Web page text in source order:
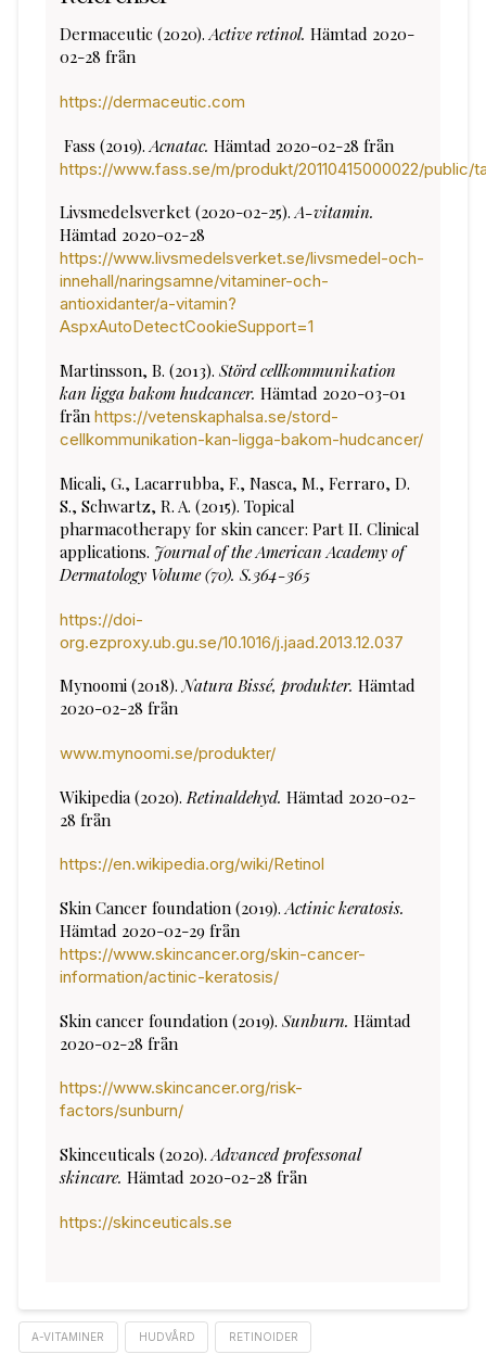
Dermaceutic (2020).Active retinol.Hämtad 2020-
02-28 från
https://dermaceutic.com
Fass (2019).Acnatac.Hämtad 2020-02-28 från
https://www.fass.se/m/produkt/20110415000022/public/
Livsmedelsverket (2020-02-25).A-vitamin.
Hämtad 2020-02-28
https://www.livsmedelsverket.se/livsmedel-och-
innehall/naringsamne/vitaminer-och-
antioxidanter/a-vitamin?
AspxAutoDetectCookieSupport=1
Martinsson, B. (2013).Störd cellkommunikation
kan ligga bakom hudcancer.Hämtad 2020-03-01
frånhttps://vetenskaphalsa.se/stord-
cellkommunikation-kan-ligga-bakom-hudcancer/
Micali, G., Lacarrubba, F., Nasca, M., Ferraro, D.
S., Schwartz, R. A. (2015). Topical
pharmacotherapy for skin cancer: Part II. Clinical
applications. Journal of the American Academy of
Dermatology Volume (70). S.364-365
https://doi-
org.ezproxy.ub.gu.se/10.1016/j.jaad.2013.12.037
Mynoomi (2018).Natura Bissé, produkter.Hämtad
2020-02-28 från
www.mynoomi.se/produkter/
Wikipedia (2020). Retinaldehyd.Hämtad 2020-02-
28 från
https://en.wikipedia.org/wiki/Retinol
Skin Cancer foundation (2019). Actinic keratosis.
Hämtad 2020-02-29 från
https://www.skincancer.org/skin-cancer-
information/actinic-keratosis/
Skin cancer foundation (2019).Sunburn.Hämtad
2020-02-28 från
https://www.skincancer.org/risk-
factors/sunburn/
Skinceuticals (2020).Advanced professonal
skincare.Hämtad 2020-02-28 från
https://skinceuticals.se
A-VITAMINER HUDVÅRD RETINOIDER